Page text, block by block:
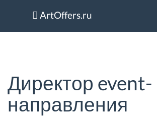
ArtOffers.ru
Директор event-
направления